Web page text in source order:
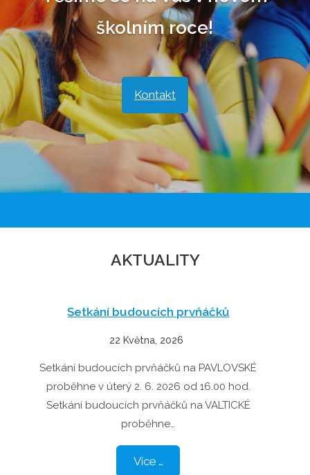
školním roce!
Kontakt
AKTUALITY
Setkání budoucích prvňáčků
22 Května, 2026
Setkání budoucích prvňáčků na PAVLOVSKÉ
proběhne v úterý 2. 6. 2026 od 16.00 hod.
Setkání budoucích prvňáčků na VALTICKÉ
proběhne…
Více …